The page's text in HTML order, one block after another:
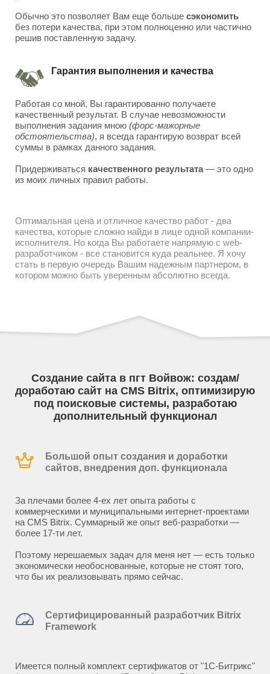
Обычно это позволяет Вам еще больше сэкономить
без потери качества, при этом полноценно или частично
решив поставленную задачу.
Гарантия выполнения и качества
Работая со мной, Вы гарантированно получаете
качественный результат. В случае невозможности
выполнения задания мною (форс-мажорные
обстоятельства), я всегда гарантирую возврат всей
суммы в рамках данного задания.
Придерживаться качественного результата— это одно
из моих личных правил работы.
Оптимальная цена и отличное качество работ - два
качества, которые сложно найди в лице одной компании-
исполнителя. Но когда Вы работаете напрямую с web-
разработчиком - все становится куда реальнее. Я хочу
стать в первую очередь Вашим надежным партнером, в
котором можно быть уверенным абсолютно всегда.
Создание сайта в пгт Войвож: создам/
доработаю сайт на CMS Bitrix, оптимизирую
под поисковые системы, разработаю
дополнительный функционал
Большой опыт создания и доработки
сайтов, внедрения доп. функционала
За плечами более 4-ех лет опыта работы с
коммерческими и муниципальными интернет-проектами
на CMS Bitrix. Суммарный же опыт веб-разработки —
более 17-ти лет.
Поэтому нерешаемых задач для меня нет — есть только
экономически необоснованные, которые не стоят того,
что бы их реализовывать прямо сейчас.
Сертифицированный разработчик Bitrix
Framework
Имеется полный комплект сертификатов от "1С-Битрикс"